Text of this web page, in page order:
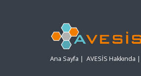
Ana Sayfa | AVESİS Hakkında |